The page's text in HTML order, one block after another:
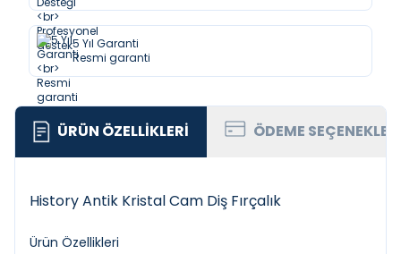
5 Yıl Garanti
Resmi garanti
ÜRÜN ÖZELLIKLERI ÖDEME
History Antik Kristal Cam Diş Fırçalık
Ürün Özellikleri